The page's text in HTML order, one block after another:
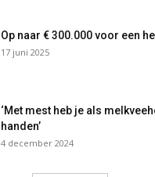
Op naar € 300.000 voor een
17 juni 2025
‘Met mest heb je als
handen’
4 december 2024